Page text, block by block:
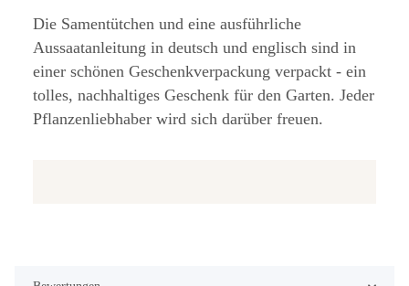
Die Samentütchen und eine ausführliche
Aussaatanleitung in deutsch und englisch sind in
einer schönen Geschenkverpackung verpackt - ein
tolles, nachhaltiges Geschenk für den Garten. Jeder
Pflanzenliebhaber wird sich darüber freuen.